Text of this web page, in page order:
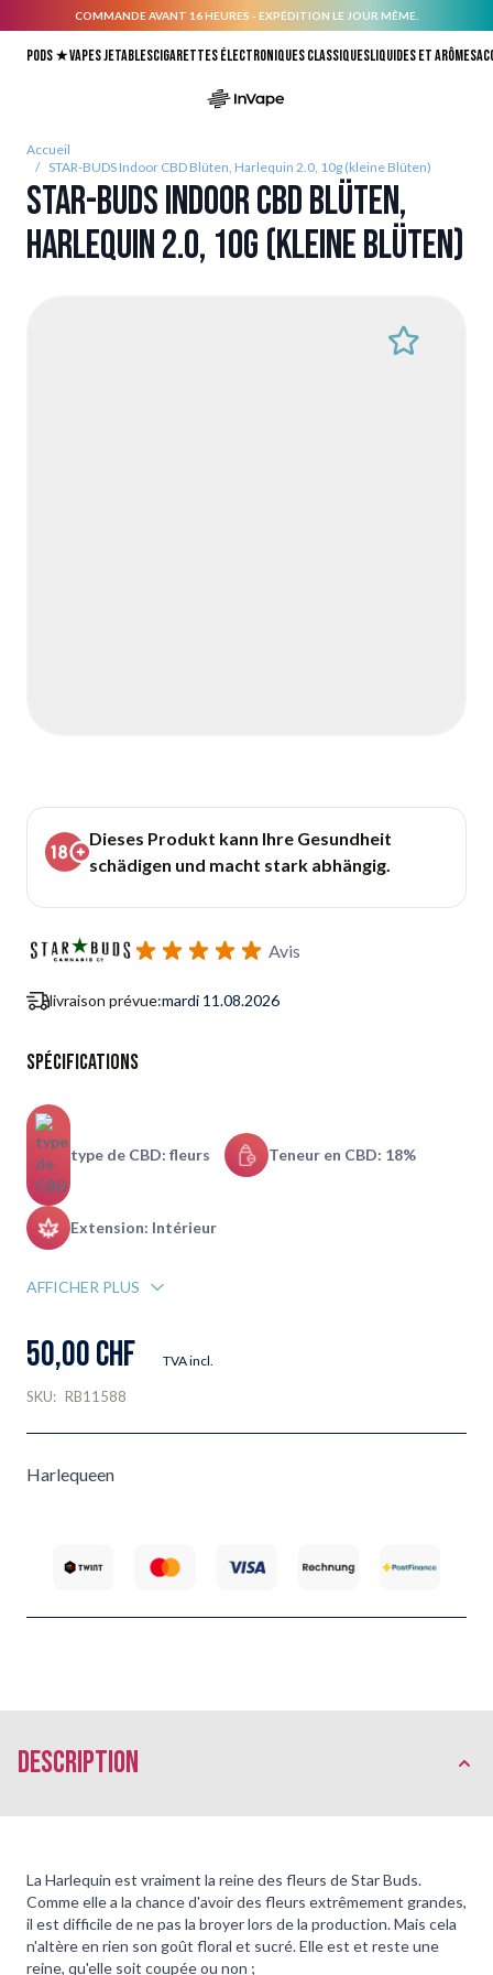
COMMANDE AVANT 16 HEURES - EXPÉDITION LE JOUR MÊME.
Pods ★Vapes jetablesCigarettes électroniques classiquesLiquides et arômes
Accueil
/ STAR-BUDS Indoor CBD Blüten, Harlequin 2.0, 10g (kleine Blüten)
STAR-BUDS Indoor CBD Blüten,
Harlequin 2.0, 10g (kleine Blüten)
Dieses Produkt kann Ihre Gesundheit
schädigen und macht stark abhängig.
Avis
livraison prévue:mardi 11.08.2026
Spécifications
type de CBD: fleurs Teneur en CBD: 18%
Extension: Intérieur
AFFICHER PLUS
50,00 CHF TVA incl.
SKU: RB11588
Harlequeen
Description
La Harlequin est vraiment la reine des fleurs de Star Buds.
Comme elle a la chance d'avoir des fleurs extrêmement grandes,
il est difficile de ne pas la broyer lors de la production. Mais cela
n'altère en rien son goût floral et sucré. Elle est et reste une
reine, qu'elle soit coupée ou non ;